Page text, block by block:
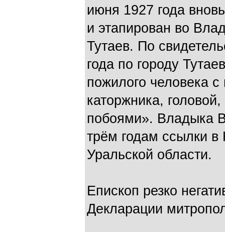
июня 1927 года
и этапирован во
Тутаев. По
года по городу
пожилого человека
каторжника,
побоями». Владыка
трём годам ссылки в
Уральской области.
Епископ резко
Декларации